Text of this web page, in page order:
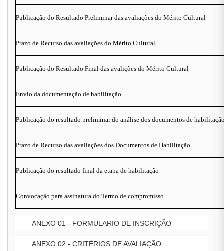
Publicação do Resultado Preliminar das avaliações do Mérito Cultural
Prazo de Recurso das avaliações do Mérito Cultural
Publicação do Resultado Final das avalições do Mérito Cultural
Envio da documentação de habilitação
Publicação do resultado preliminar do análise dos documentos de
Prazo de Recurso das avaliações dos Documentos de Habilitação
Publicação do resultado final da etapa de habilitação
Convocação para assinatura do Termo de compromisso
ANEXO 01 - FORMULARIO DE INSCRIÇÃO
ANEXO 02 - CRITÉRIOS DE AVALIAÇÃO